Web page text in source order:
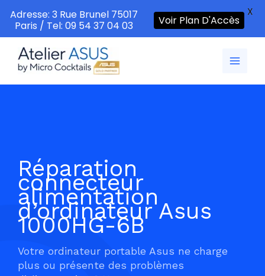
contenu
Réparation
connecteur
alimentation
d’ordinateur Asus
1000HG-6B
Votre ordinateur portable Asus ne charge
plus ou présente des problèmes
Adresse: 3 Rue Brunel 75017
Paris / Tel: 09 54 37 04 03
Voir Plan D'Accès
X